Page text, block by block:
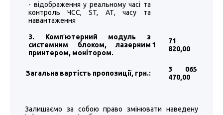
- відображення у реальному часі та
контроль ЧСС, ST, АТ, часу та
навантаження
3. Комп’ютерний модуль з
системним блоком, лазерним
принтером, монітором.
1
71
820,00
Загальна вартість пропозиції, грн.:
3 065
470,00
Залишаємо за собою право змінювати наведену